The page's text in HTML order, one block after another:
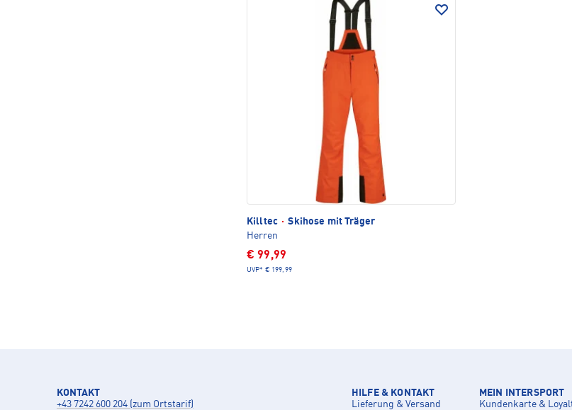
Killtec · Skihose mit Träger
Herren
€ 99,99
UVP* € 199,99
KONTAKT
+43 7242 600 204 (zum Ortstarif)
HILFE & KONTAKT
Lieferung & Versand
MEIN INTERSPORT
Kundenkarte &